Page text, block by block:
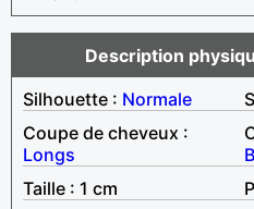
Description
Silhouette : Normale
Coupe de cheveux :
Longs
Taille : 1 cm